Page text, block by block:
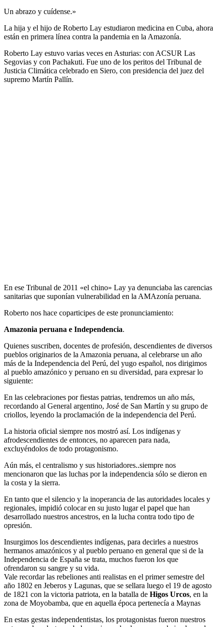
Un abrazo y cuídense.»
La hija y el hijo de Roberto Lay estudiaron medicina en Cuba, ahora
están en primera línea contra la pandemia en la Amazonía.
Roberto Lay estuvo varias veces en Asturias: con ACSUR Las
Segovias y con Pachakuti. Fue uno de los peritos del Tribunal de
Justicia Climática celebrado en Siero, con presidencia del juez del
supremo Martín Pallín.
En ese Tribunal de 2011 «el chino» Lay ya denunciaba las carencias
sanitarias que suponían vulnerabilidad en la AMAzonía peruana.
Roberto nos hace coparticipes de este pronunciamiento:
Amazonia peruana e Independencia.
Quienes suscriben, docentes de profesión, descendientes de diversos
pueblos originarios de la Amazonia peruana, al celebrarse un año
más de la Independencia del Perú, del yugo español, nos dirigimos
al pueblo amazónico y peruano en su diversidad, para expresar lo
siguiente:
En las celebraciones por fiestas patrias, tendremos un año más,
recordando al General argentino, José de San Martín y su grupo de
criollos, leyendo la proclamación de la independencia del Perú.
La historia oficial siempre nos mostró así. Los indígenas y
afrodescendientes de entonces, no aparecen para nada,
excluyéndolos de todo protagonismo.
Aún más, el centralismo y sus historiadores..siempre nos
mencionaron que las luchas por la independencia sólo se dieron en
la costa y la sierra.
En tanto que el silencio y la inoperancia de las autoridades locales y
regionales, impidió colocar en su justo lugar el papel que han
desarrollado nuestros ancestros, en la lucha contra todo tipo de
opresión.
Insurgimos los descendientes indígenas, para decirles a nuestros
hermanos amazónicos y al pueblo peruano en general que si de la
Independencia de España se trata, muchos fueron los que
ofrendaron su sangre y su vida.
Vale recordar las rebeliones anti realistas en el primer semestre del
año 1802 en Jeberos y Lagunas, que se sellara luego el 19 de agosto
de 1821 con la victoria patriota, en la batalla de Higos Urcos, en la
zona de Moyobamba, que en aquella época pertenecía a Maynas
En estas gestas independentistas, los protagonistas fueron nuestros